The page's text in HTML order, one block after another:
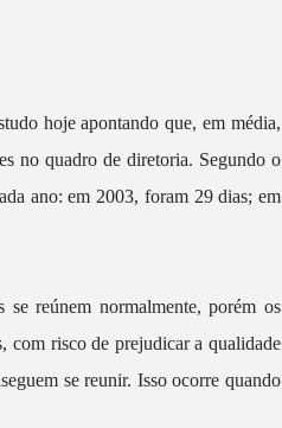
hoje apontando que, em média,
no quadro de diretoria. Segundo o
ano: em 2003, foram 29 dias; em
reúnem normalmente, porém os
com risco de prejudicar a qualidade
se reunir. Isso ocorre quando